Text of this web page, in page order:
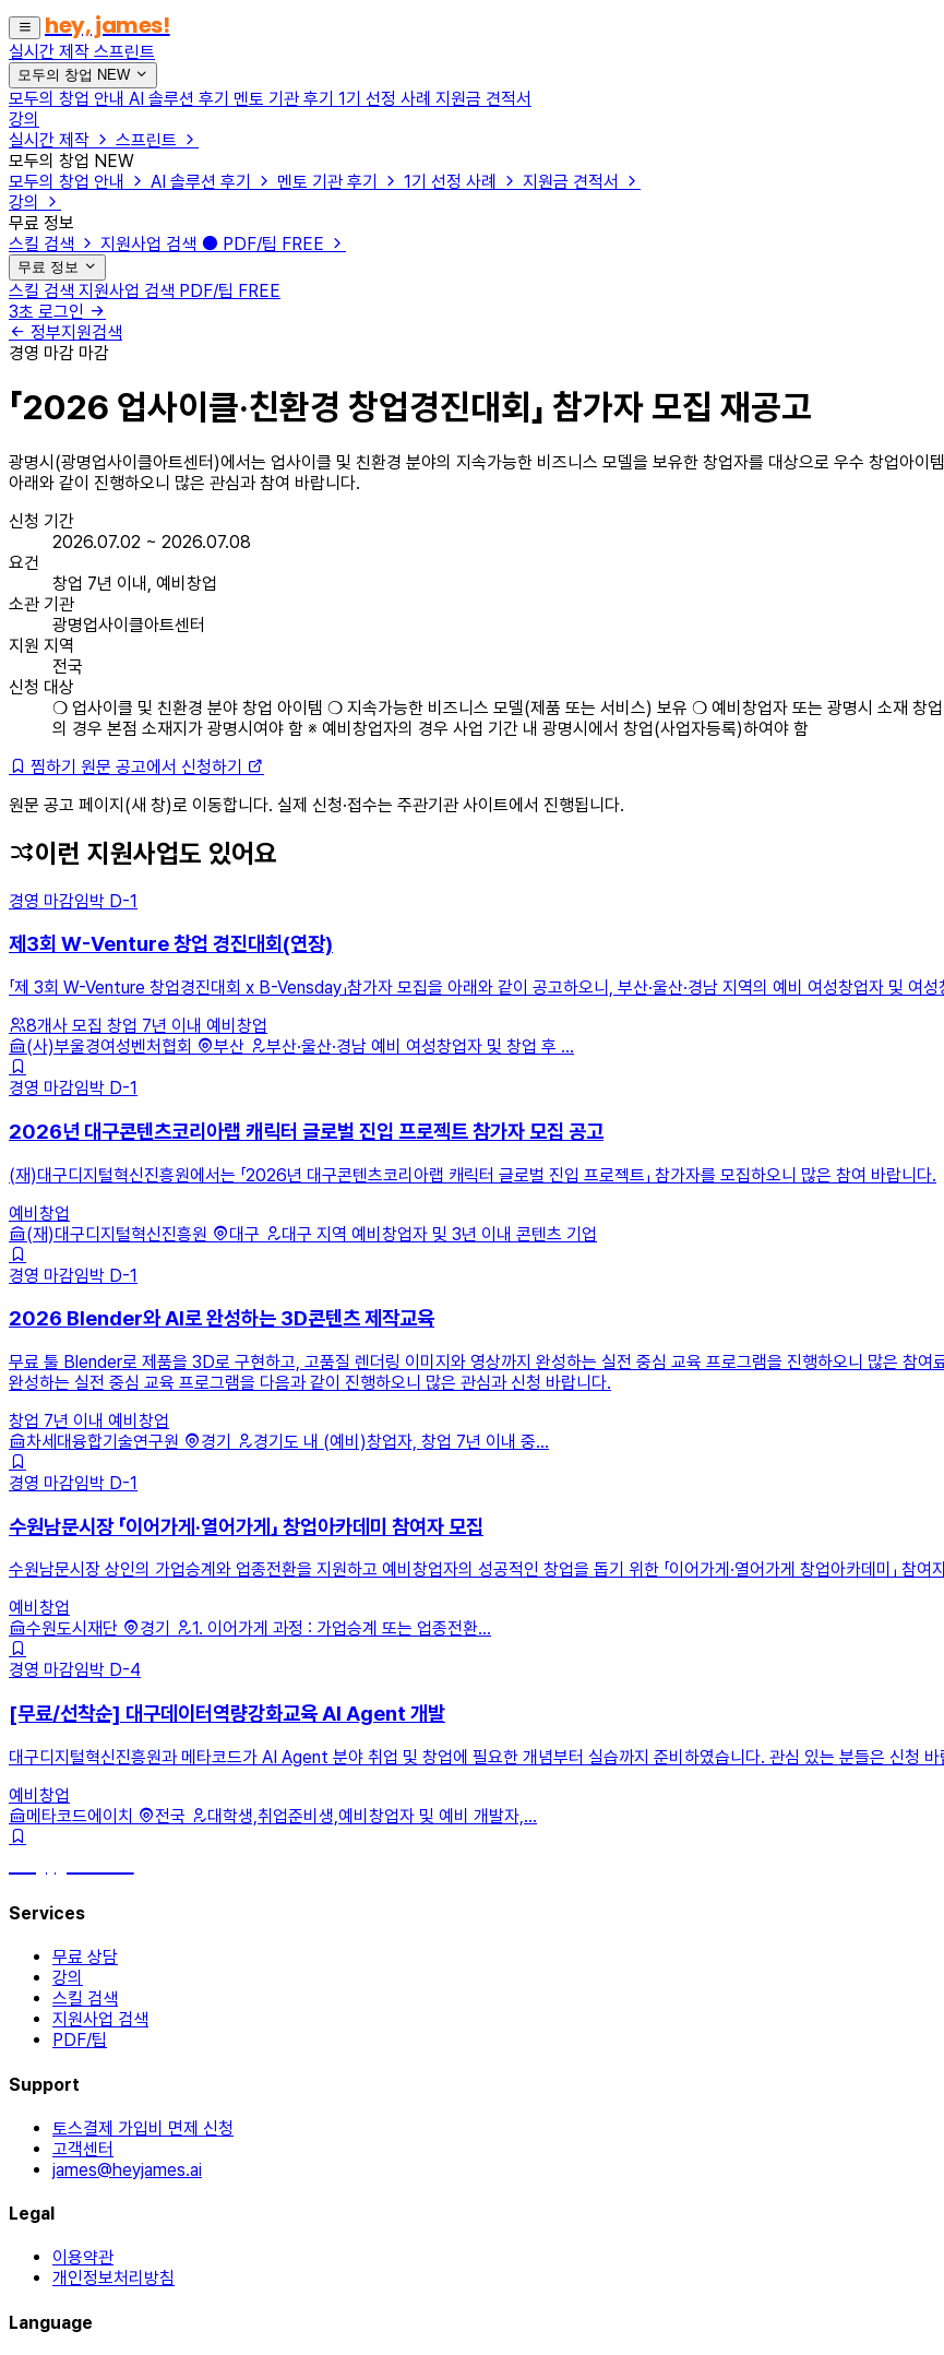
hey, james!
실시간 제작 스프린트
모두의 창업 NEW
모두의 창업 안내 AI 솔루션 후기 멘토 기관 후기 1기 선정 사례 지원금 견적서
강의
실시간 제작
스프린트
모두의 창업 NEW
모두의 창업 안내
AI 솔루션 후기 멘토 기관 후기 1기 선정 사례
지원금 견적서
강의
무료 정보
스킬 검색
지원사업 검색 PDF/팁 FREE
무료 정보
스킬 검색 지원사업 검색 PDF/팁 FREE
3초 로그인
정부지원검색
경영 마감 마감
「2026 업사이클·친환경 창업경진대회」 참가자 모집 재공고
광명시(광명업사이클아트센터)에서는 업사이클 및 친환경 분야의 지속가능한 비즈니스 모델을 보유한 창업자를 대상으로 우수 창업아이
아래와 같이 진행하오니 많은 관심과 참여 바랍니다.
신청 기간
2026.07.02 ~ 2026.07.08
요건
창업 7년 이내, 예비창업
소관 기관
광명업사이클아트센터
지원 지역
전국
신청 대상
❍ 업사이클 및 친환경 분야 창업 아이템 ❍ 지속가능한 비즈니스 모델(제품 또는 서비스) 보유 ❍ 예비창업자 또는 광명시 소재 창
의 경우 본점 소재지가 광명시여야 함 ※ 예비창업자의 경우 사업 기간 내 광명시에서 창업(사업자등록)하여야 함
찜하기 원문 공고에서 신청하기
원문 공고 페이지(새 창)로 이동합니다. 실제 신청·접수는 주관기관 사이트에서 진행됩니다.
이런 지원사업도 있어요
경영 마감임박 D-1
제3회 W-Venture 창업 경진대회(연장)
「제 3회 W-Venture 창업경진대회 x B-Vensday」참가자 모집을 아래와 같이 공고하오니, 부산·울산·경남 지역의 예비 여성창업자 및 여
8개사 모집 창업 7년 이내 예비창업
(사)부울경여성벤처협회
부산
부산·울산·경남 예비 여성창업자 및 창업 후 ...
경영 마감임박 D-1
2026년 대구콘텐츠코리아랩 캐릭터 글로벌 진입 프로젝트 참가자 모집 공고
(재)대구디지털혁신진흥원에서는 「2026년 대구콘텐츠코리아랩 캐릭터 글로벌 진입 프로젝트」 참가자를 모집하오니 많은 참여 바랍니다.
예비창업
(재)대구디지털혁신진흥원
대구
대구 지역 예비창업자 및 3년 이내 콘텐츠 기업
경영 마감임박 D-1
2026 Blender와 AI로 완성하는 3D콘텐츠 제작교육
무료 툴 Blender로 제품을 3D로 구현하고, 고품질 렌더링 이미지와 영상까지 완성하는 실전 중심 교육 프로그램을 진행하오니 많은 참
완성하는 실전 중심 교육 프로그램을 다음과 같이 진행하오니 많은 관심과 신청 바랍니다.
창업 7년 이내 예비창업
차세대융합기술연구원
경기
경기도 내 (예비)창업자, 창업 7년 이내 중...
경영 마감임박 D-1
수원남문시장 「이어가게·열어가게」 창업아카데미 참여자 모집
수원남문시장 상인의 가업승계와 업종전환을 지원하고 예비창업자의 성공적인 창업을 돕기 위한 「이어가게·열어가게 창업아카데미」 참
예비창업
수원도시재단
경기
1. 이어가게 과정 : 가업승계 또는 업종전환...
경영 마감임박 D-4
[무료/선착순] 대구데이터역량강화교육 AI Agent 개발
대구디지털혁신진흥원과 메타코드가 AI Agent 분야 취업 및 창업에 필요한 개념부터 실습까지 준비하였습니다. 관심 있는 분들은 신청 바
예비창업
메타코드에이치
전국 대학생,취업준비생,예비창업자 및 예비 개발자,...
Services
무료 상담
강의
스킬 검색
지원사업 검색
PDF/팁
Support
토스결제 가입비 면제 신청
고객센터
james@heyjames.ai
Legal
이용약관
개인정보처리방침
Language